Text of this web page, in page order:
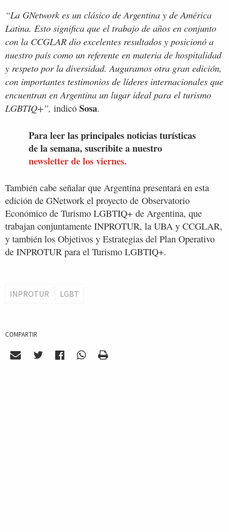
“La GNetwork es un clásico de Argentina y de América
Latina. Esto significa que el trabajo de años en conjunto
con la CCGLAR dio excelentes resultados y posicionó a
nuestro país como un referente en materia de hospitalidad
y respeto por la diversidad. Auguramos otra gran edición,
con importantes testimonios de líderes internacionales que
encuentran en Argentina un lugar ideal para el turismo
LGBTIQ+”, indicó Sosa.
Para leer las principales noticias turísticas
de la semana, suscribite a nuestro
newsletter de los viernes.
También cabe señalar que Argentina presentará en esta
edición de GNetwork el proyecto de Observatorio
Económico de Turismo LGBTIQ+ de Argentina, que
trabajan conjuntamente INPROTUR, la UBA y CCGLAR,
y también los Objetivos y Estrategias del Plan Operativo
de INPROTUR para el Turismo LGBTIQ+.
INPROTUR LGBT
COMPARTIR